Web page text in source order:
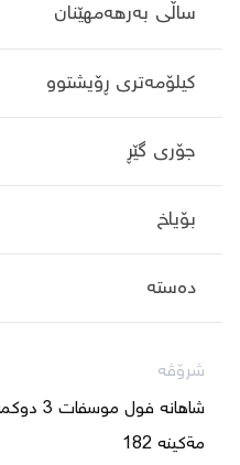
ساڵی بەرهەمهێنان
کیلۆمەتری ڕۆیشتوو
جۆری گێڕ
بۆیاخ
دەستە
شرۆڤە